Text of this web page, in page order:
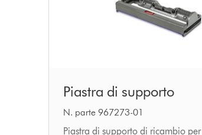
di
supporto
Piastra di supporto
N. parte 967273-01
Piastra di supporto di ricambio per